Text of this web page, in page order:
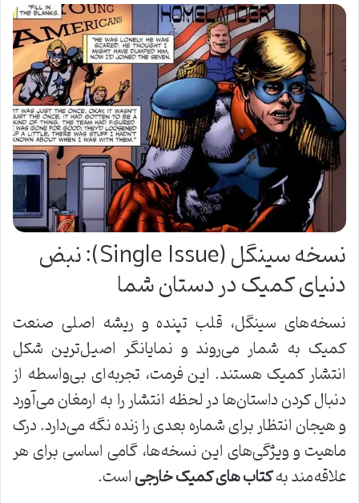
نسخه سینگل (Single Issue): نبض
دنیای کمیک در دستان شما
نسخه‌های سینگل، قلب تپنده و ریشه اصلی صنعت
کمیک به شمار می‌روند و نمایانگر اصیل‌ترین شکل
انتشار کمیک هستند. این فرمت، تجربه‌ای بی‌واسطه از
دنبال کردن داستان‌ها در لحظه انتشار را به ارمغان می‌آورد
و هیجان انتظار برای شماره بعدی را زنده نگه می‌دارد. درک
ماهیت و ویژگی‌های این نسخه‌ها، گامی اساسی برای هر
علاقه‌مند بهکتاب های کمیک خارجیاست.